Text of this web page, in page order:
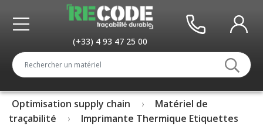
(+33) 4 93 47 25 00
Optimisation supply chain
Matériel de
traçabilité
Imprimante Thermique Etiquettes